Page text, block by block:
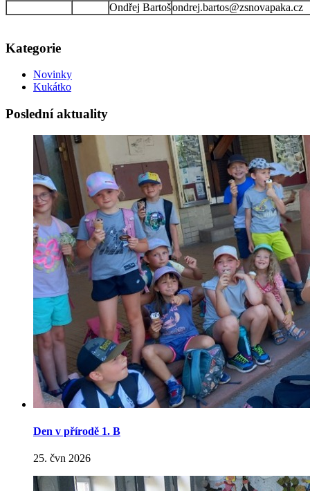
Ondřej Bartošondrej.bartos@zsnovapaka.cz
Kategorie
Novinky
Kukátko
Poslední aktuality
Den v přírodě 1. B
25. čvn 2026